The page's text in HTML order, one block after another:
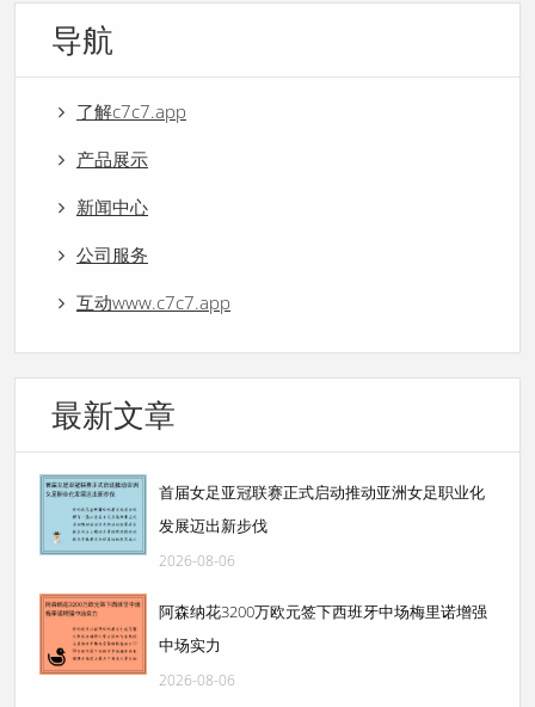
导航
了解c7c7.app
产品展示
新闻中心
公司服务
互动www.c7c7.app
最新文章
首届女足亚冠联赛正式启动推动亚洲女足职业化
发展迈出新步伐
2026-08-06
阿森纳花3200万欧元签下西班牙中场梅里诺增强
中场实力
2026-08-06